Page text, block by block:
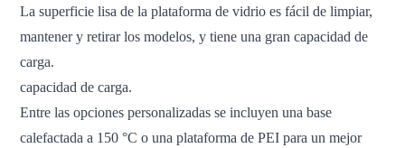
La superficie lisa de la plataforma de vidrio es fácil de limpiar,
mantener y retirar los modelos, y tiene una gran capacidad de
carga.
capacidad de carga.
Entre las opciones personalizadas se incluyen una base
calefactada a 150 °C o una plataforma de PEI para un mejor